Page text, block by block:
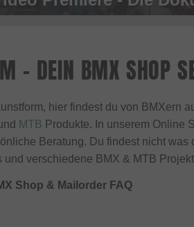
- DEIN BMX SHOP
hier findest du von BMXern
MTB Produkte. In unserem Online
Beratung. Du findest nicht
und verschiedene BMX & MTB
Shop & Mailorder FAQ